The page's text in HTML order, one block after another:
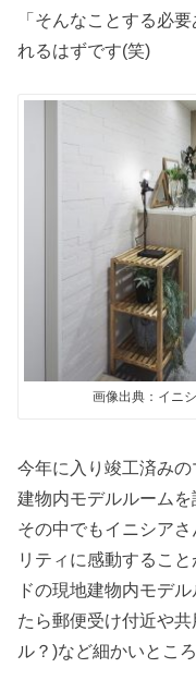
「そんなことする必
れるはずです(笑)
画像出典：イニ
今年に入り竣工済み
建物内モデルルーム
その中でもイニシア
リティに感動するこ
ドの現地建物内モデ
たら郵便受け付近や
ル？)など細かいとこ